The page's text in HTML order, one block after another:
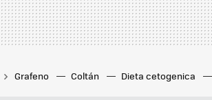
Grafeno Coltán Dieta cetogenica